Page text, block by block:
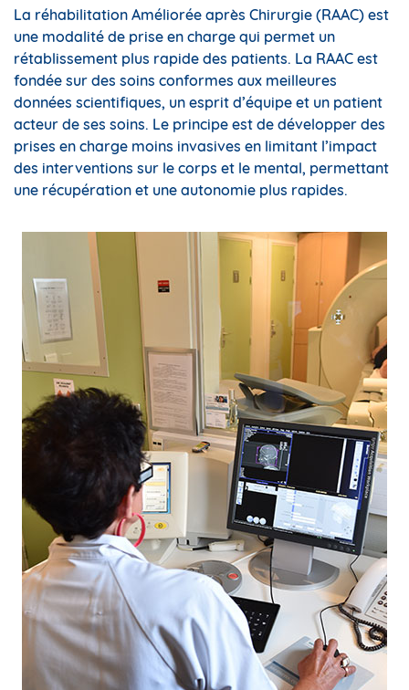
La réhabilitation Améliorée après Chirurgie (RAAC) est
une modalité de prise en charge qui permet un
rétablissement plus rapide des patients. La RAAC est
fondée sur des soins conformes aux meilleures
données scientifiques, un esprit d’équipe et un patient
acteur de ses soins. Le principe est de développer des
prises en charge moins invasives en limitant l’impact
des interventions sur le corps et le mental, permettant
une récupération et une autonomie plus rapides.